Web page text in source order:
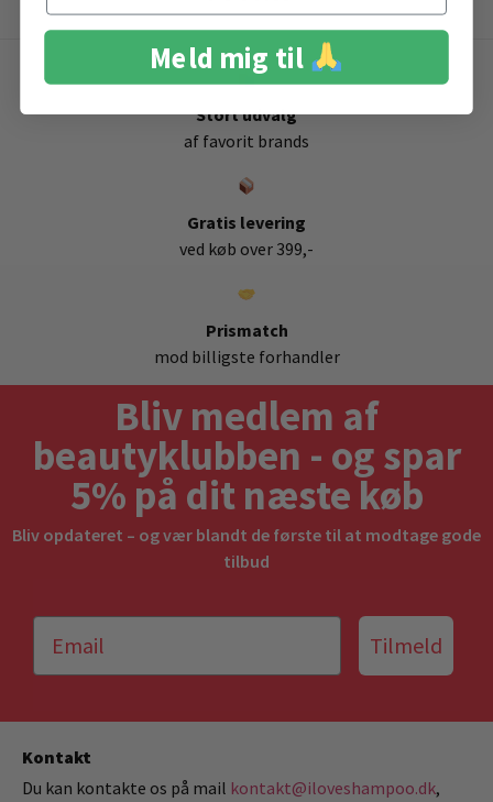
Stort udvalg
af favorit brands
Gratis levering
ved køb over 399,-
Prismatch
mod billigste forhandler
Bliv medlem af
beautyklubben - og spar
5% på dit næste køb
Bliv opdateret – og vær blandt de første til at modtage gode
tilbud
Tilmeld
Kontakt
Du kan kontakte os på mail kontakt@iloveshampoo.dk,
Meld mig til